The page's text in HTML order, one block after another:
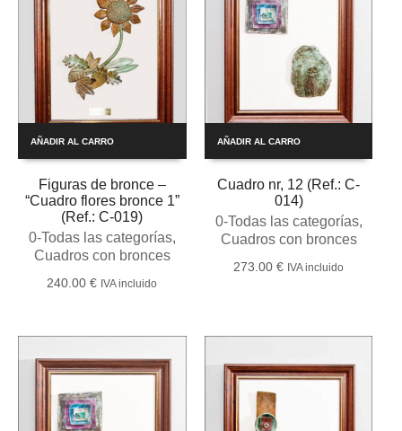
AÑADIR AL CARRO
Figuras de bronce –
“Cuadro flores bronce 1”
(Ref.: C-019)
0-Todas las categorías,
Cuadros con bronces
240.00€ IVA incluido
AÑADIR AL CARRO
Cuadro nr, 12 (Ref.: C-
014)
0-Todas las categorías,
Cuadros con bronces
273.00 € IVA incluido